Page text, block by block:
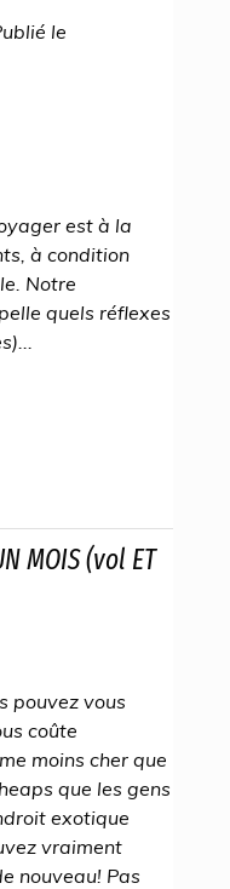
le
est à la
à condition
Notre
quels réflexes
MOIS (vol ET
pouvez vous
coûte
moins cher que
que les gens
exotique
vraiment
nouveau! Pas